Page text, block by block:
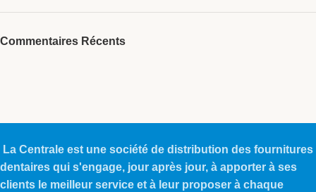
Commentaires Récents
La Centrale est une société de distribution des fournitures
dentaires qui s'engage, jour après jour, à apporter à ses
clients le meilleur service et à leur proposer à chaque